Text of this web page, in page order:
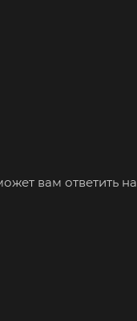
вам ответить на